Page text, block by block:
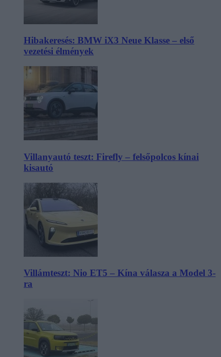
Hibakeresés: BMW iX3 Neue Klasse – első
vezetési élmények
Villanyautó teszt: Firefly – felsőpolcos kínai
kisautó
Villámteszt: Nio ET5 – Kína válasza a Model 3-
ra